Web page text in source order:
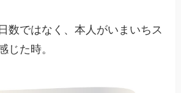
数ではなく、本人がいまいちス
じた時。